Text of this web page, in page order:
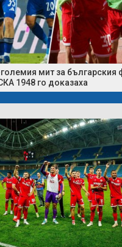
мит за българския
1948 го доказаха